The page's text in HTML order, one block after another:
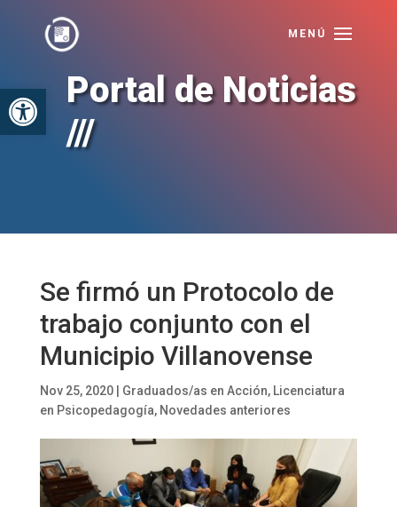
Abrir barra de herramientas
Portal de Noticias
///
Se firmó un Protocolo de
trabajo conjunto con el
Municipio Villanovense
Nov 25, 2020| Graduados/as en Acción, Licenciatura
en Psicopedagogía, Novedades anteriores